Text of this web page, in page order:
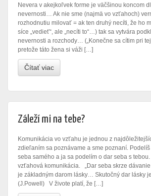
Nevera v akejkoľvek forme je väčšinou koncom
nevernosti… Ak nie sme (najmä vo vzťahoch)
rozhodnutiu milovať = ak ten druhý necíti, že ho
síce „vedieť“, ale „necíti to“…) tak sa vytvára
nevernosti a rozchody… („Konečne sa cítim pri
pretože táto žena si váži […]
Čítať viac
Záleží mi na tebe?
Komunikácia vo vzťahu je jednou z
zdieľaním sa poznávame a sme poznaní.
seba samého a ja sa podelím o dar seba s
vzťahová komunikácia. „Dar seba skrze
je základným darom lásky… Skutočný dar lásky
(J.Powell) V živote platí, že […]